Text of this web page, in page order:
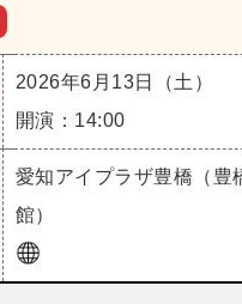
2026年6月13日（土）
開演：14:00
愛知アイプラザ豊橋（豊
館）